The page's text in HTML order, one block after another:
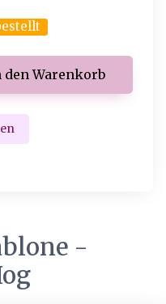
den Warenkorb
-